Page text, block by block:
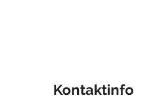
Kontaktinfo